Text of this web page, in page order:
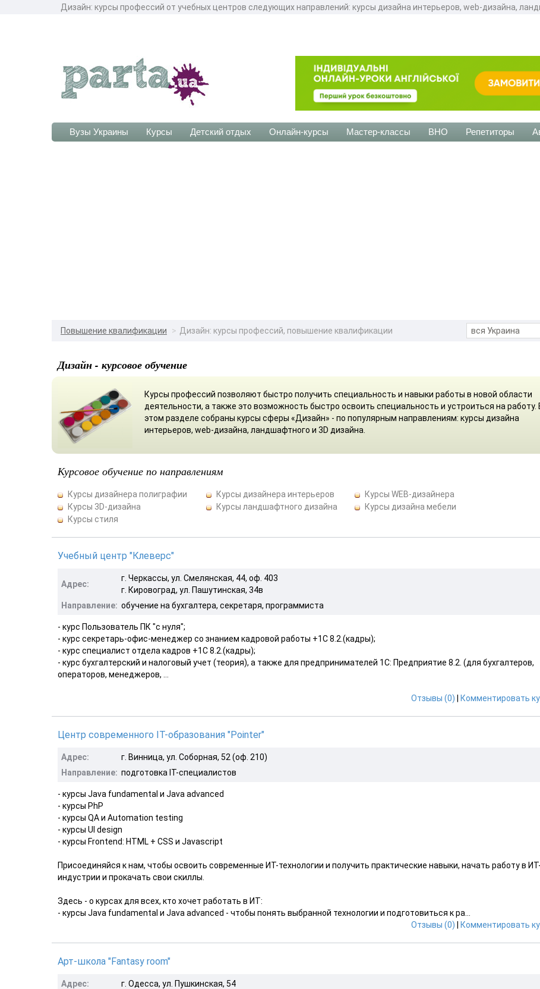
Дизайн: курсы профессий от учебных центров следующих направлений: курсы дизайна интерьеров, web-дизайна,
Вузы Украины Курсы Детский отдых Онлайн-курсы Мастер-классы ВНО Репетиторы
Повышение квалификации Дизайн: курсы профессий, повышение квалификации
Дизайн - курсовое обучение
Курсы профессий позволяют быстро получить специальность и навыки работы в новой области
деятельности, а также это возможность быстро освоить специальность и устроиться на работу.
этом разделе собраны курсы сферы «Дизайн» - по популярным направлениям: курсы дизайна
интерьеров, web-дизайна, ландшафтного и 3D дизайна.
Курсовое обучение по направлениям
Курсы дизайнера полиграфии Курсы дизайнера интерьеров
Курсы WEB-дизайнера
Курсы 3D-дизайна
Курсы ландшафтного дизайна
Курсы дизайна мебели
Курсы стиля
Учебный центр "Клеверс"
Адрес:
г. Черкассы, ул. Смелянская, 44, оф. 403
г. Кировоград, ул. Пашутинская, 34в
Направление: обучение на бухгалтера, секретаря, программиста
- курс Пользователь ПК "с нуля";
- курс секретарь-офис-менеджер со знанием кадровой работы +1С 8.2.(кадры);
- курс специалист отдела кадров +1С 8.2.(кадры);
- курс бухгалтерский и налоговый учет (теория), а также для предпринимателей 1С: Предприятие 8.2. (для бухгалтеров,
операторов, менеджеров, ...
Отзывы (0) Комментировать
Центр современного IT-образования "Pointer"
Адрес:
г. Винница, ул. Соборная, 52 (оф. 210)
Направление: подготовка IT-специалистов
- курсы Java fundamental и Java advanced
- курсы PhP
- курсы QA и Automation testing
- курсы UI design
- курсы Frontend: HTML + CSS и Javascript
Присоединяйся к нам, чтобы освоить современные ИТ-технологии и получить практические навыки, начать работу в ИТ-
индустрии и прокачать свои скиллы.
Здесь - о курсах для всех, кто хочет работать в ИТ:
- курсы Java fundamental и Java advanced - чтобы понять выбранной технологии и подготовиться к ра...
Отзывы (0)
Комментировать
Арт-школа "Fantasy room"
Адрес:
г. Одесса, ул. Пушкинская, 54